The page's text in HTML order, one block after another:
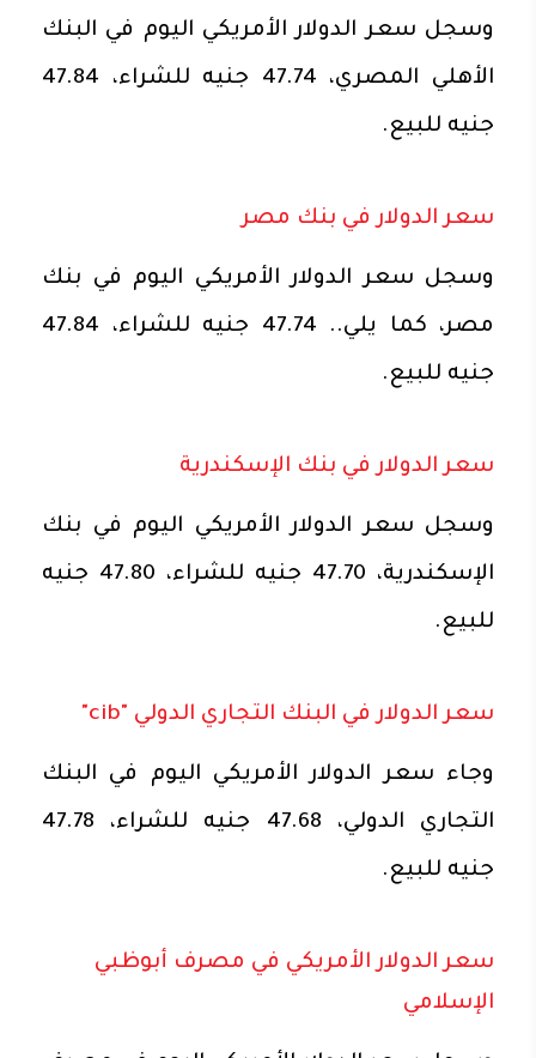
وسجل سعر الدولار الأمريكي اليوم في البنك
الأهلي المصري، 47.74 جنيه للشراء، 47.84
جنيه للبيع.
سعر الدولار في بنك مصر
وسجل سعر الدولار الأمريكي اليوم في بنك
مصر، كما يلي.. 47.74 جنيه للشراء، 47.84
جنيه للبيع.
سعر الدولار في بنك الإسكندرية
وسجل سعر الدولار الأمريكي اليوم في بنك
الإسكندرية، 47.70 جنيه للشراء، 47.80 جنيه
للبيع.
سعر الدولار في البنك التجاري الدولي "cib"
وجاء سعر الدولار الأمريكي اليوم في البنك
التجاري الدولي، 47.68 جنيه للشراء، 47.78
جنيه للبيع.
سعر الدولار الأمريكي في مصرف أبوظبي
الإسلامي